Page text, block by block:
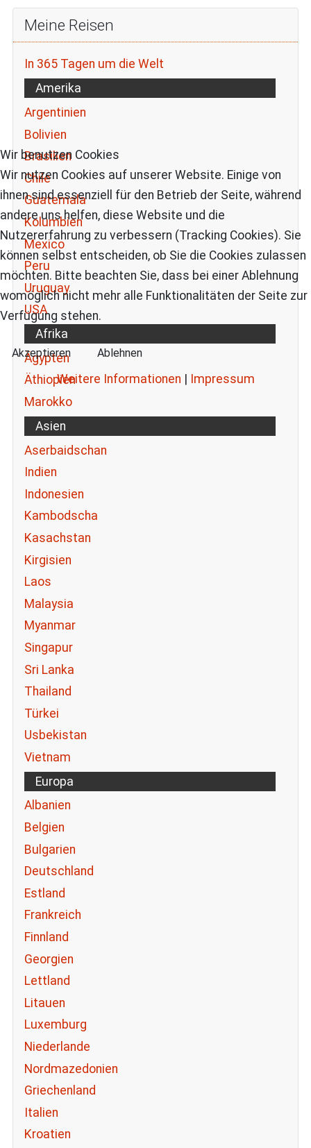
Meine Reisen
In 365 Tagen um die Welt
Amerika
Argentinien
Bolivien
Brasilien
Chile
Guatemala
Kolumbien
Mexico
Peru
Uruguay
USA
Afrika
Ägypten
Äthiopien
Marokko
Asien
Aserbaidschan
Indien
Indonesien
Kambodscha
Kasachstan
Kirgisien
Laos
Malaysia
Myanmar
Singapur
Sri Lanka
Thailand
Türkei
Usbekistan
Vietnam
Europa
Albanien
Belgien
Bulgarien
Deutschland
Estland
Frankreich
Finnland
Georgien
Lettland
Litauen
Luxemburg
Niederlande
Nordmazedonien
Griechenland
Italien
Kroatien
Wir benutzen Cookies
Wir nutzen Cookies auf unserer Website. Einige von
ihnen sind essenziell für den Betrieb der Seite, während
andere uns helfen, diese Website und die
Nutzererfahrung zu verbessern (Tracking Cookies). Sie
können selbst entscheiden, ob Sie die Cookies zulassen
möchten. Bitte beachten Sie, dass bei einer Ablehnung
womöglich nicht mehr alle Funktionalitäten der Seite zur
Verfügung stehen.
Akzeptieren Ablehnen
Weitere Informationen | Impressum